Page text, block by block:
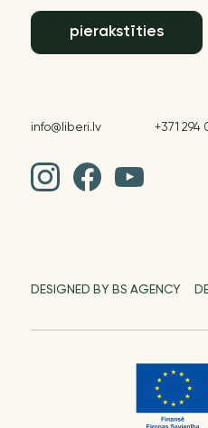
pierakstīties
info@liberi.lv +371 294
DESIGNED BY BS AGENCY